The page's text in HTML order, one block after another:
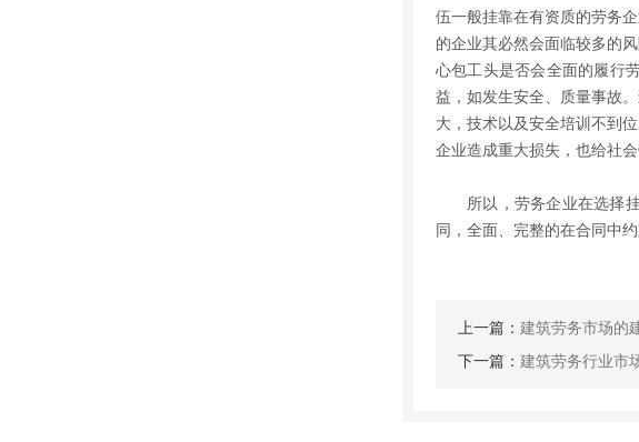
伍一般挂靠在有资质的劳务
的企业其必然会面临较多的
心包工头是否会全面的履行
益，如发生安全、质量事故
大，技术以及安全培训不到
企业造成重大损失，也给社会
所以，劳务企业在选择
同，全面、完整的在合同中
上一篇： 建筑劳务市场的
下一篇： 建筑劳务行业市